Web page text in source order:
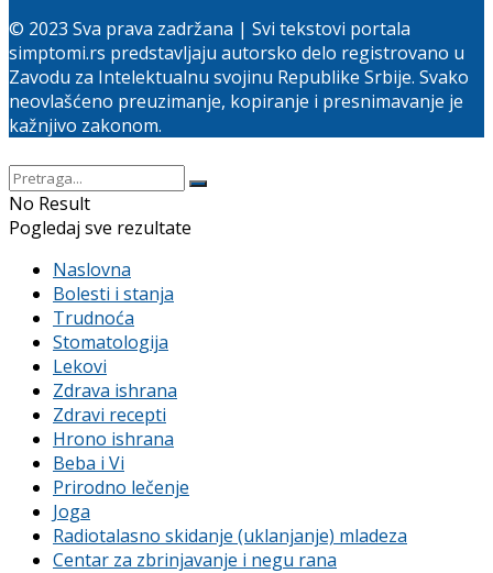
© 2023 Sva prava zadržana | Svi tekstovi portala
simptomi.rs predstavljaju autorsko delo registrovano u
Zavodu za Intelektualnu svojinu Republike Srbije. Svako
neovlašćeno preuzimanje, kopiranje i presnimavanje je
kažnjivo zakonom.
No Result
Pogledaj sve rezultate
Naslovna
Bolesti i stanja
Trudnoća
Stomatologija
Lekovi
Zdrava ishrana
Zdravi recepti
Hrono ishrana
Beba i Vi
Prirodno lečenje
Joga
Radiotalasno skidanje (uklanjanje) mladeza
Centar za zbrinjavanje i negu rana